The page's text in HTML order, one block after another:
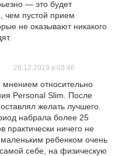
— это будет
чем пустой прием
не оказывают никакого
28.12.2019 в 03:46
мнением относительно
Personal Slim. После
желать лучшего.
набрала более 25
практически ничего не
ребенком очень
себе, на физическую